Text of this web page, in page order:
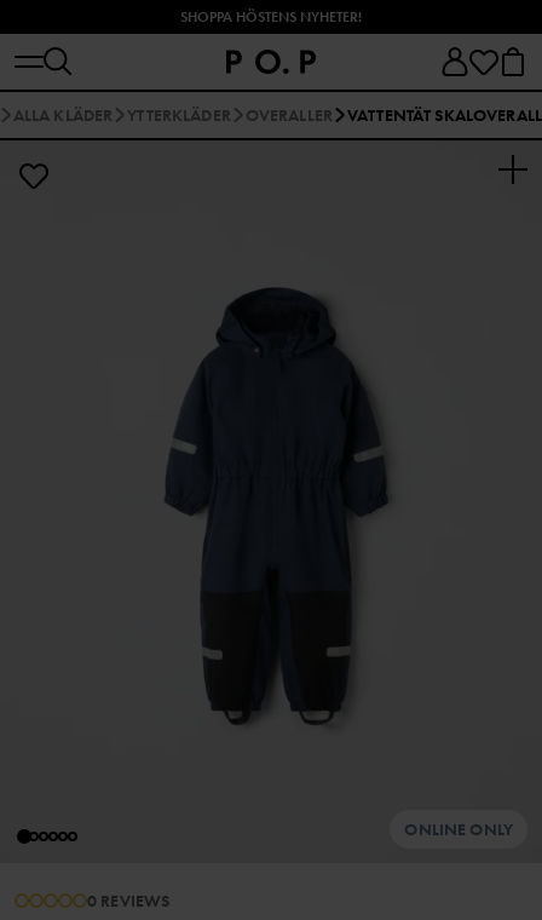
SHOPPA HÖSTENS NYHETER!
ALLA KLÄDER YTTERKLÄDER OVERALLER VATTENTÄT SKALOVERALL
ONLINE ONLY
0 REVIEWS